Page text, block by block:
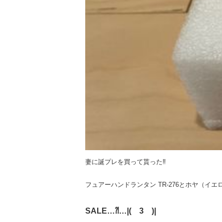
妻に誕プレを買って貰った‼︎
フュアーハンドランタン TR-276とホヤ（イエ
SALE…⁈…|(￣3￣)|